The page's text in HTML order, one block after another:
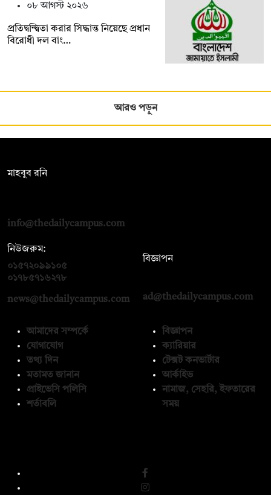
০৮ আগস্ট ২০২৬
প্রতিদ্বন্দ্বিতা করার সিদ্ধান্ত নিয়েছে প্রধান
বিরোধী দল বাং…
আরও পড়ুন
মাহবুব রনি
info@thedailycampus.com
নিউজরুম:
০১৫৭২০৯৯১০৫
০১৭৮৫৭১৬২৭৮
news@thedailycampus.com
বিজ্ঞাপন
ad@thedailycampus.com
আমাদের সম্পর্কে
যোগাযোগ
তথ্য দিন
মতামত জানান
প্রাইভেসি পলিসি
শর্তাবলি
বিজ্ঞাপন
ক্যারিয়ার
টেক্সট কনভার্টার
আর্কাইভ
নামাজ, সেহরি, ইফতারের
সময়